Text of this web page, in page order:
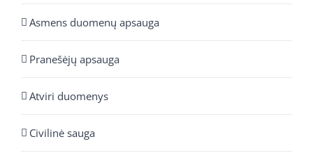
Asmens duomenų apsauga
Pranešėjų apsauga
Atviri duomenys
Civilinė sauga